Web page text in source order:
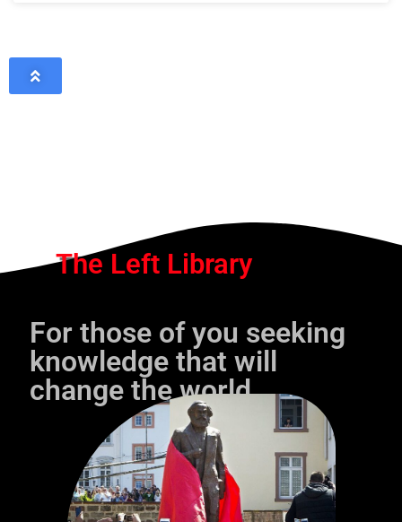
The Left Library
For those of you seeking
knowledge that will
change the world